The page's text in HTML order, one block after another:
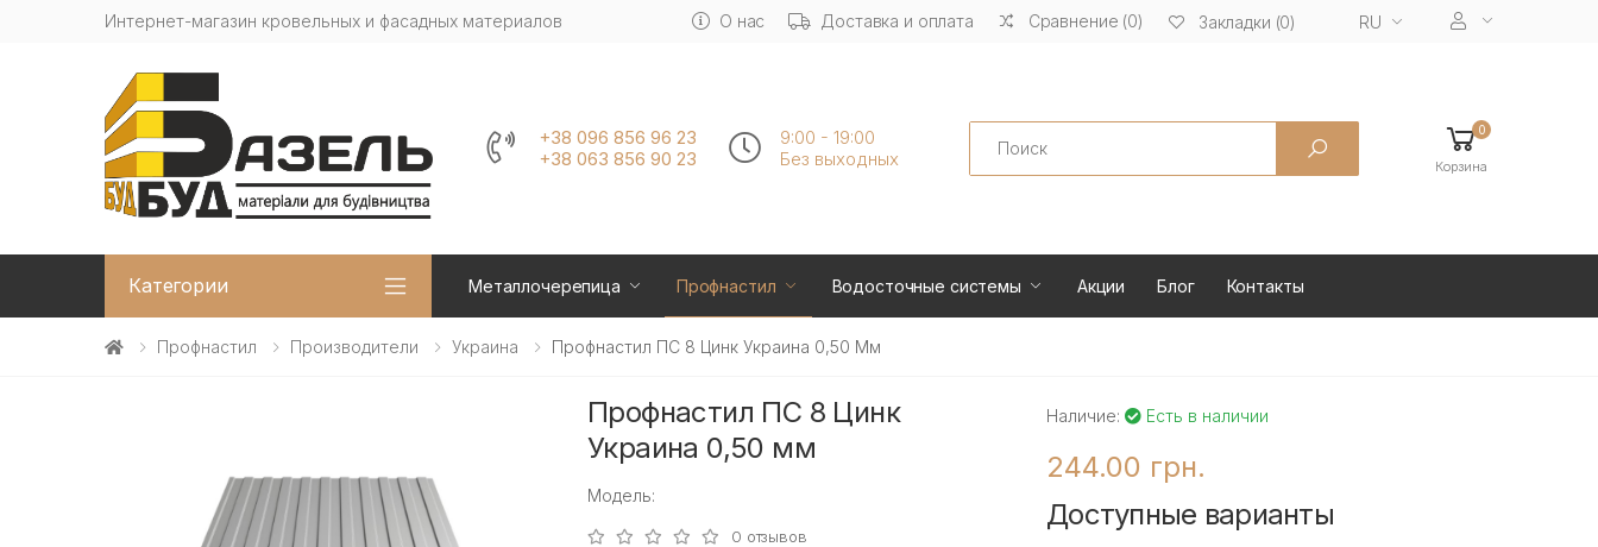
Интернет-магазин кровельных и фасадных материалов О нас Доставка и оплата Сравнение (0) Закладки (0) RU
+38 096 856 96 23
+38 063 856 90 23
9:00 - 19:00
Без выходных
Search 0
Корзина
Категории Металлочерепица Профнастил Водосточные системы Акции Блог Контакты
Профнастил Производители Украина Профнастил ПС 8 Цинк Украина 0,50 Мм
Профнастил ПС 8 Цинк
Украина 0,50 мм
Модель:
0 отзывов
Наличие: Есть в наличии
244.00 грн.
Доступные варианты